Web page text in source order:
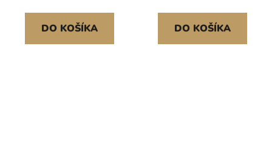
DO KOŠÍKA DO KOŠÍKA